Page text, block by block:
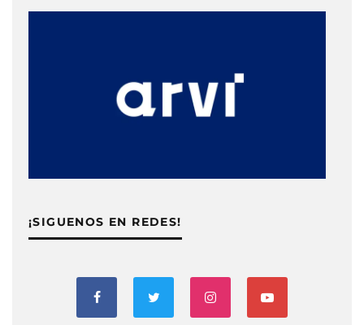
¡SIGUENOS EN REDES!